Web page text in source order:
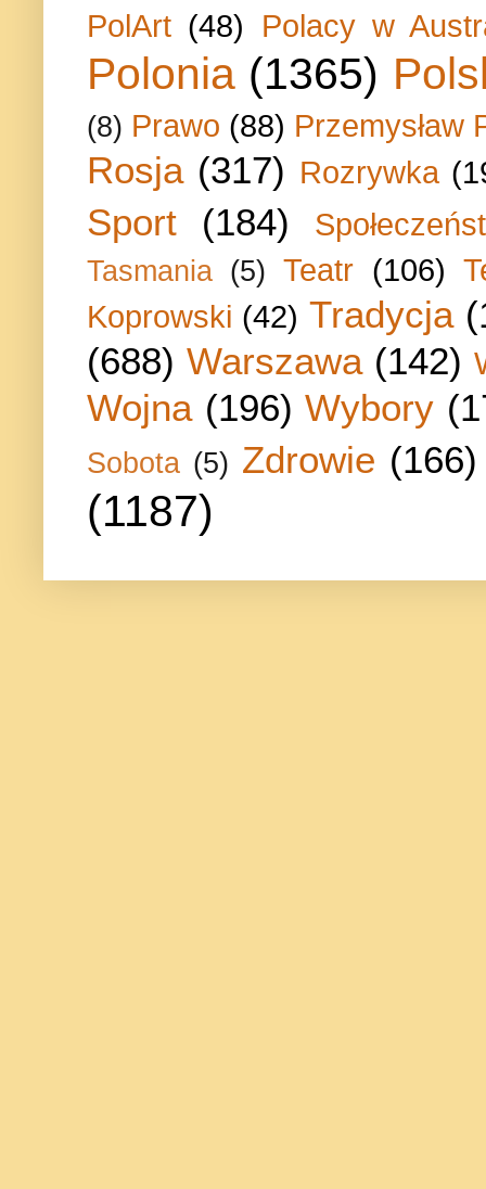
PolArt (48) Polacy w
Polonia (1365)
(8) Prawo (88) Przemysław
Rosja (317) Rozrywka
Sport (184)
Tasmania (5) Teatr (106)
Koprowski (42) Tradycja
(688) Warszawa (142)
Wojna (196) Wybory
Sobota (5) Zdrowie (166)
(1187)